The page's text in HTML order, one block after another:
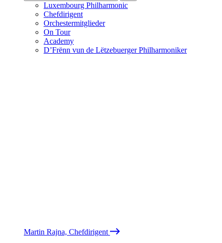
Luxembourg Philharmonic
Chefdirigent
Orchestermitglieder
On Tour
Academy
D’Frënn vun de Lëtzebuerger Philharmoniker
Martin Rajna, Chefdirigent